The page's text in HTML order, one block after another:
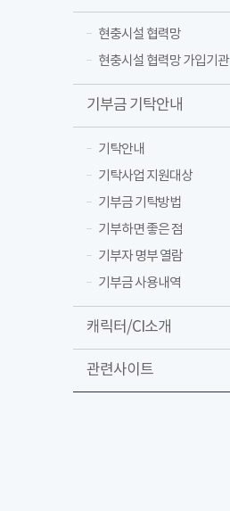
현충시설 협력망
현충시설 협력망 가입기관
기부금 기탁안내
기탁안내
기탁사업 지원대상
기부금 기탁방법
기부하면 좋은 점
기부자 명부 열람
기부금 사용내역
캐릭터/CI소개
관련사이트